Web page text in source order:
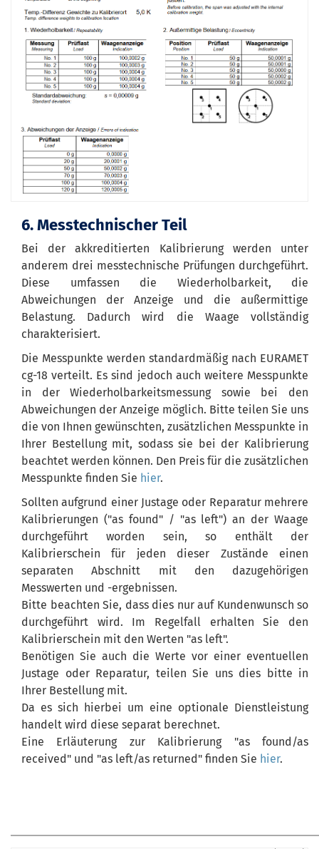
6. Messtechnischer Teil
Bei der akkreditierten Kalibrierung werden unter
anderem drei messtechnische Prüfungen durchgeführt.
Diese umfassen die Wiederholbarkeit, die
Abweichungen der Anzeige und die außermittige
Belastung. Dadurch wird die Waage vollständig
charakterisiert.
Die Messpunkte werden standardmäßig nach EURAMET
cg-18 verteilt. Es sind jedoch auch weitere Messpunkte
in der Wiederholbarkeitsmessung sowie bei den
Abweichungen der Anzeige möglich. Bitte teilen Sie uns
die von Ihnen gewünschten, zusätzlichen Messpunkte in
Ihrer Bestellung mit, sodass sie bei der Kalibrierung
beachtet werden können. Den Preis für die zusätzlichen
Messpunkte finden Sie hier.
Sollten aufgrund einer Justage oder Reparatur mehrere
Kalibrierungen ("as found" / "as left") an der Waage
durchgeführt worden sein, so enthält der
Kalibrierschein für jeden dieser Zustände einen
separaten Abschnitt mit den dazugehörigen
Messwerten und -ergebnissen.
Bitte beachten Sie, dass dies nur auf Kundenwunsch so
durchgeführt wird. Im Regelfall erhalten Sie den
Kalibrierschein mit den Werten "as left".
Benötigen Sie auch die Werte vor einer eventuellen
Justage oder Reparatur, teilen Sie uns dies bitte in
Ihrer Bestellung mit.
Da es sich hierbei um eine optionale Dienstleistung
handelt wird diese separat berechnet.
Eine Erläuterung zur Kalibrierung "as found/as
received" und "as left/as returned" finden Sie hier.